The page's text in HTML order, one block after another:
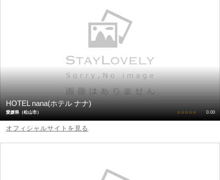
HOTEL nana(ホテル ナナ)
愛媛県（松山市） ☆☆☆☆☆ 0.00
オフィシャルサイトを見る